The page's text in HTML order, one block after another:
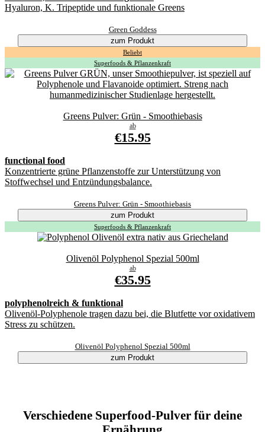
Hyaluron, K. Tripeptide und funktionale Greens
Green Goddess
zum Produkt
Beliebt
Superfoods & Pflanzenkraft
Greens Pulver: Grün - Smoothiebasis
ab
€15.95
functional food
Konzentrierte grüne Pflanzenstoffe zur Unterstützung von
Stoffwechsel und Entzündungsbalance.
Greens Pulver: Grün - Smoothiebasis
zum Produkt
Superfoods & Pflanzenkraft
Olivenöl Polyphenol Spezial 500ml
ab
€35.95
polyphenolreich & funktional
Olivenöl-Polyphenole tragen dazu bei, die Blutfette vor oxidativem
Stress zu schützen.
Olivenöl Polyphenol Spezial 500ml
zum Produkt
Verschiedene Superfood-Pulver für deine